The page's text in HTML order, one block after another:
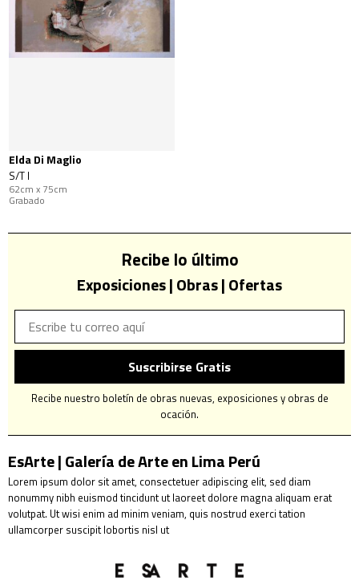
Elda Di Maglio
S/T I
62cm x 75cm
Grabado
Recibe lo último
Exposiciones | Obras | Ofertas
Suscribirse Gratis
Recibe nuestro boletín de obras nuevas, exposiciones y obras de
ocación.
EsArte | Galería de Arte en Lima Perú
Lorem ipsum dolor sit amet, consectetuer adipiscing elit, sed diam
nonummy nibh euismod tincidunt ut laoreet dolore magna aliquam erat
volutpat. Ut wisi enim ad minim veniam, quis nostrud exerci tation
ullamcorper suscipit lobortis nisl ut